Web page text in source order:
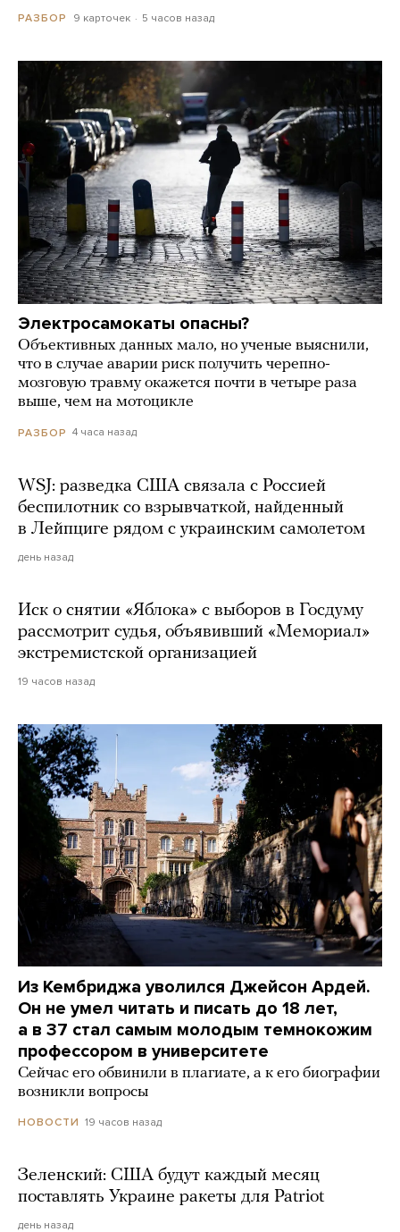
РАЗБОР 9 карточек 5 часов назад
Электросамокаты опасны?
Объективных данных мало, но ученые выяснили,
что в случае аварии риск получить черепно-
мозговую травму окажется почти в четыре раза
выше, чем на мотоцикле
РАЗБОР 4 часа назад
WSJ: разведка США связала с Россией
беспилотник со взрывчаткой, найденный
в Лейпциге рядом с украинским самолетом
день назад
Иск о снятии «Яблока» с выборов в Госдуму
рассмотрит судья, объявивший «Мемориал»
экстремистской организацией
19 часов назад
Из Кембриджа уволился Джейсон Ардей.
Он не умел читать и писать до 18 лет,
а в 37 стал самым молодым темнокожим
профессором в университете
Сейчас его обвинили в плагиате, а к его биографии
возникли вопросы
НОВОСТИ 19 часов назад
Зеленский: США будут каждый месяц
поставлять Украине ракеты для Patriot
день назад